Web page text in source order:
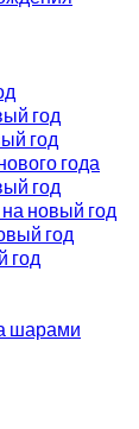
год
год
года
год
новый год
год
год
шарами